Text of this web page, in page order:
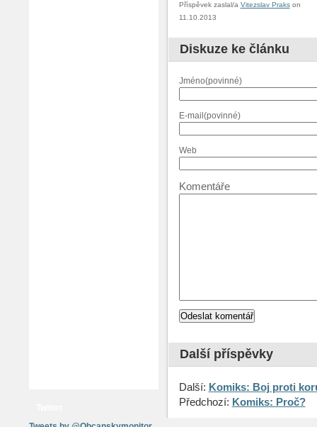
Příspěvek zaslal/a Vitezslav Prakson
11.10.2013
Diskuze ke článku
Jméno(povinné)
E-mail(povinné)
Web
Komentáře
Další příspěvky
Další: Komiks: Boj proti
Předchozí: Komiks: Proč?